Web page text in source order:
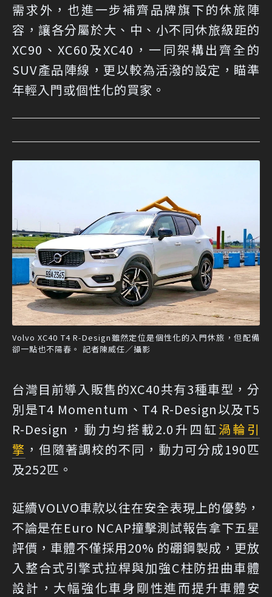
需求外，也進一步補齊品牌旗下的休旅陣
容，讓各分屬於大、中、小不同休旅級距的
XC90、XC60及XC40，一同架構出齊全的
SUV產品陣線，更以較為活潑的設定，瞄準
年輕入門或個性化的買家。
Volvo XC40 T4 R-Design雖然定位是個性化的入門休旅，但配備
卻一點也不陽春。 記者陳威任／攝影
台灣目前導入販售的XC40共有3種車型，分
別是T4 Momentum、T4 R-Design以及T5
R-Design，動力均搭載2.0升四缸渦輪 引
擎 ，但隨著調校的不同，動力可分成190匹
及252匹。
延續VOLVO車款以往在安全表現上的優勢，
不論是在Euro NCAP撞擊測試報告拿下五星
評價，車體不僅採用20% 的硼鋼製成，更放
入整合式引擎式拉桿與加強C柱防扭曲車體
設計，大幅強化車身剛性進而提升車體安